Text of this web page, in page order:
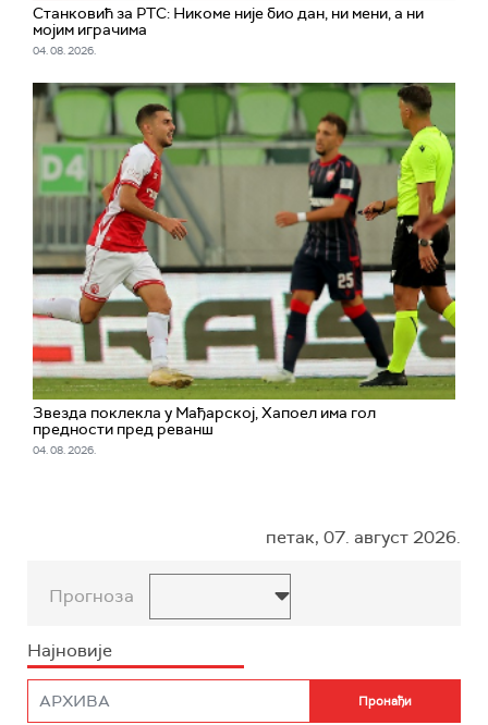
Станковић за РТС: Никоме није био дан, ни мени, а ни
мојим играчима
04. 08. 2026.
Звезда поклекла у Мађарској, Хапоел има гол
предности пред реванш
04. 08. 2026.
петак, 07. август 2026.
Прогноза
Најновије